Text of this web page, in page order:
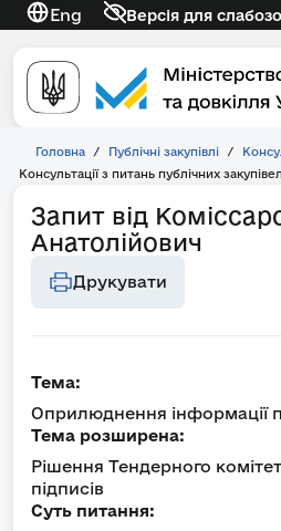
Eng Версія для
Головна / Публічні закупівлі /
Консультації з питань публічних
Запит від
Анатолійович
Друкувати
Тема:
Оприлюднення інформації
Тема розширена:
Рішення Тендерного
підписів
Суть питання: